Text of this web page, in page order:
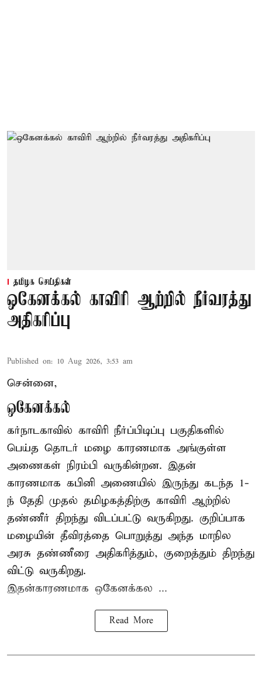
தமிழக செய்திகள்
ஒகேனக்கல் காவிரி ஆற்றில் நீர்வரத்து
அதிகரிப்பு
Published on: 10 Aug 2026, 3:53 am
சென்னை,
ஒகேனக்கல்
கர்நாடகாவில் காவிரி நீர்ப்பிடிப்பு பகுதிகளில்
பெய்த தொடர் மழை காரணமாக அங்குள்ள
அணைகள் நிரம்பி வருகின்றன. இதன்
காரணமாக கபினி அணையில் இருந்து கடந்த 1-
ந் தேதி முதல் தமிழகத்திற்கு காவிரி ஆற்றில்
தண்ணீர் திறந்து விடப்பட்டு வருகிறது. குறிப்பாக
மழையின் தீவிரத்தை பொறுத்து அந்த மாநில
அரசு தண்ணீரை அதிகரித்தும், குறைத்தும் திறந்து
விட்டு வருகிறது.
இதன்காரணமாக ஒகேனக்கல ...
Read More